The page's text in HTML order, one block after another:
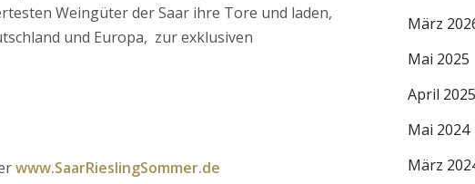
Weingüter der Saar ihre Tore und laden,
und Europa, zur exklusiven
www.SaarRieslingSommer.de
März
Mai 2025
April 2025
Mai 2024
März